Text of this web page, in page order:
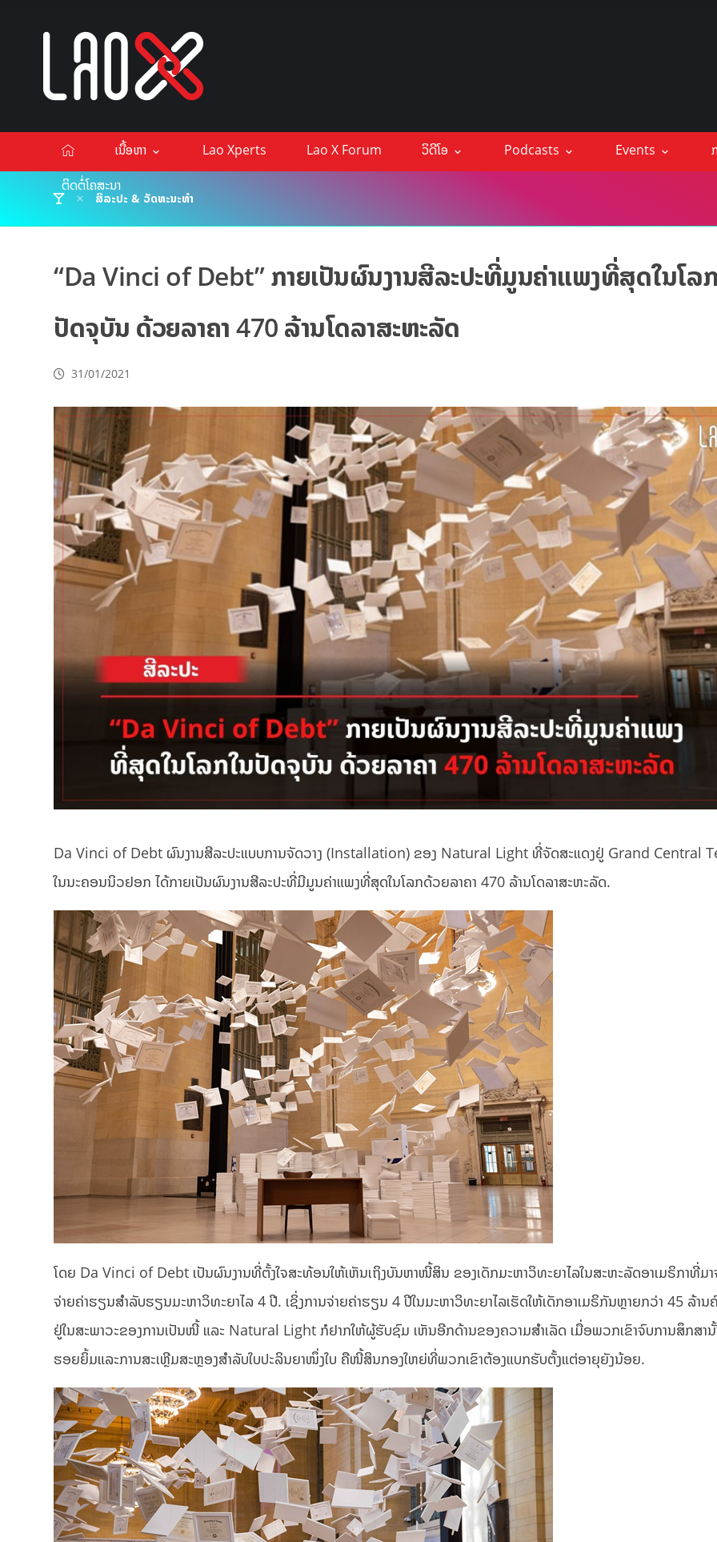
ເນື້ອຫາ Lao Xperts Lao X Forum ວິດີໂອ Podcasts Events
ຕິດຕໍ່ໂຄສະນາ
ສິລະປະ & ວັດທະນະທຳ
“Da Vinci of Debt” ກາຍເປັນຜົນງານສີລະປະທີ່ມູນຄ່າແພງທີ່ສຸດໃນໂລ
ປັດຈຸບັນ ດ້ວຍລາຄາ 470 ລ້ານໂດລາສະຫະລັດ
31/01/2021
Da Vinci of Debt ຜົນງານສີລະປະແບບການຈັດວາງ (Installation) ຂອງ Natural Light ທີ່ຈັດສະແດງຢູ່ Grand Central
ໃນນະຄອນນິວຢອກ ໄດ້ກາຍເປັນຜົນງານສີລະປະທີ່ມີມູນຄ່າແພງທີ່ສຸດໃນໂລກດ້ວຍລາຄາ 470 ລ້ານໂດລາສະຫະລັດ.
ໂດຍ Da Vinci of Debt ເປັນຜົນງານທີ່ຕັ້ງໃຈສະທ້ອນໃຫ້ເຫັນເຖິງບັນຫາໜີ້ສິນ ຂອງເດັກມະຫາວິທະຍາໄລໃນສະຫະລັດອາເມຣິກາທີ່ມາ
ຈ່າຍຄ່າຮຽນສຳລັບຮຽນມະຫາວິທະຍາໄລ 4 ປີ. ເຊິ່ງການຈ່າຍຄ່າຮຽນ 4 ປີໃນມະຫາວິທະຍາໄລເຮັດໃຫ້ເດັກອາເມຣິກັນຫຼາຍກວ່າ 45 ລ້າ
ຢູ່ໃນສະພາວະຂອງການເປັນໜີ້ ແລະ Natural Light ກໍຢາກໃຫ້ຜູ້ຮັບຊົມ ເຫັນອີກດ້ານຂອງຄວາມສຳເລັດ ເມື່ອພວກເຂົາຈົບການສຶກສານັ້
ຮອຍຍິ້ມແລະການສະເຫຼີມສະຫຼອງສຳລັບໃບປະລິນຍາໜຶ່ງໃບ ຄືໜີ້ສິນກອງໃຫຍ່ທີ່ພວກເຂົາຕ້ອງແບກຮັບຕັ້ງແຕ່ອາຍຸຍັງນ້ອຍ.